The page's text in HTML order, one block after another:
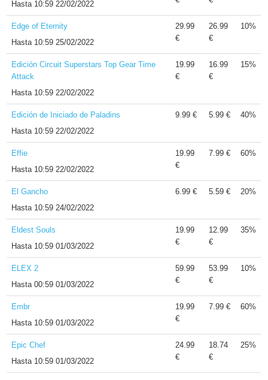
Hasta 10:59 22/02/2022
Edge of Eternity
Hasta 10:59 25/02/2022
29.99
€
26.99
€
10%
Edición Circuit Superstars Top Gear Time
Attack
Hasta 10:59 22/02/2022
19.99
€
16.99
€
15%
Edición de Iniciado de Paladins
Hasta 10:59 22/02/2022
9.99 € 5.99 € 40%
Effie
Hasta 10:59 22/02/2022
19.99
€
7.99 € 60%
El Gancho
Hasta 10:59 24/02/2022
6.99 € 5.59 € 20%
Eldest Souls
Hasta 10:59 01/03/2022
19.99
€
12.99
€
35%
ELEX 2
Hasta00:59 01/03/2022
59.99
€
53.99
€
10%
Embr
Hasta 10:59 01/03/2022
19.99
€
7.99 € 60%
Epic Chef
Hasta 10:59 01/03/2022
24.99
€
18.74
€
25%